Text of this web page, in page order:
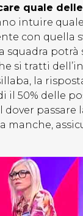
quale
intuire
con quella
potrà
si tratti
la
il 50% delle
passare
manche,